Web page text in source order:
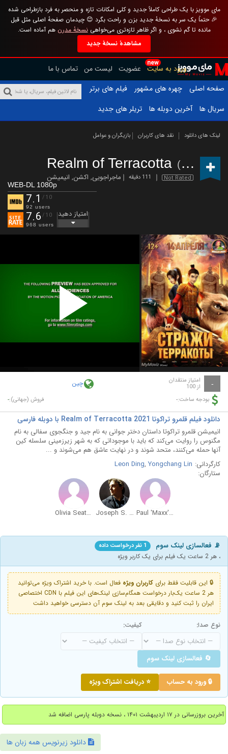
مای موویز با یک طراحی کاملاً جدید و کلی امکانات تازه و منحصر به فرد بازطراحی شده
🎉 حتماً یک سر به نسخهٔ جدید بزن و راحت بگرد 😊 چیدمان صفحهٔ اصلی مثل قبل
مانده تا گم نشوی ، و اگر ظاهر تازه‌تری می‌خواهینسخهٔ مدرن هم آماده است.
مشاهدهٔ نسخهٔ جدید
new
ورود به سایت عضویت لیست من تماس با ما
صفحه اصلی
چهره های مشهور
فیلم های برتر
سریال ها
آخرین دوبله ها تریلر های جدید
لینک های دانلود نقد های کاربران بازیگران و عوامل
Realm of Terracotta (2021)
Not Rated 111 دقیقه ماجراجویی, اکشن, انیمیشن
WEB-DL 1080p
7.1 /10
92 users
7.6 /10
968 users
امتیاز دهید
Play
Video
- امتیاز منتقدان
از 100 چین
بودجه ساخت:- فروش (جهانی):-
دانلود فیلم قلمرو تراکوتا Realm of Terracotta 2021 با دوبله فارسی
انیمیشن قلمرو تراکوتا داستان دختر جوانی به نام جید و جنگجوی سفالی به نام
مگنوس را روایت می‌کند که باید با موجوداتی که به شهر زیرزمینی سلسله کین
آنها حمله می‌کنند، متحد شوند و در نهایت عاشق هم می‌شوند و ...
کارگردانی:
Leon Ding, Yongchang Lin
ستارگان:
Paul 'Maxx' Rinehart
Joseph S. Lambert
Olivia Seaton-Hill
📡 فعالسازی لینک سوم 1 نفر درخواست داده
، هر 2 ساعت یک فیلم برای یک کاربر ویژه
🔒 این قابلیت فقط برای کاربران ویژه فعال است. با خرید اشتراک ویژه می‌توانید
هر 2 ساعت یک‌بار درخواست همگام‌سازی لینک‌های این فیلم با CDN اختصاصی
ایران را ثبت کنید و دقایقی بعد به لینک سوم آن دسترسی خواهید داشت
نوع صدا: کیفیت:
🔄 فعالسازی لینک سوم
🔒 ورود به حساب ⭐ دریافت اشتراک ویژه
آخرین بروزرسانی در ۱۷ اردیبهشت ۱۴۰۱ ، نسخه دوبله پارسی اضافه شد
دانلود زیرنویس همه زبان ها